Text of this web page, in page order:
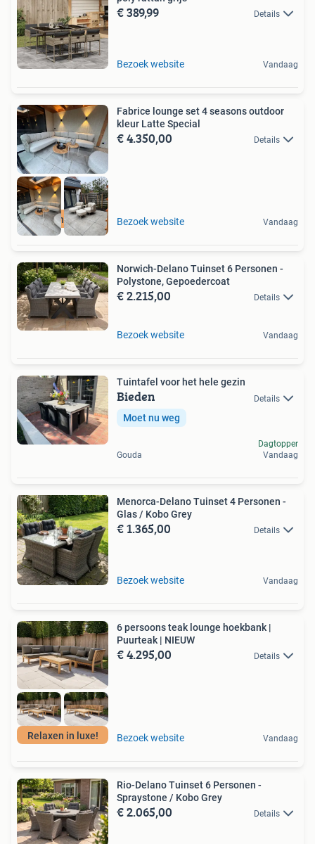
€ 389,99 Details
Bezoek website Vandaag
4 Seasons Outdoor
Fabrice lounge set 4 seasons outdoor
kleur Latte Special
€ 4.350,00 Details
Bezoek website Vandaag
Norwich-Delano Tuinset 6 Personen -
Polystone, Gepoedercoat
€ 2.215,00 Details
Bezoek website Vandaag
Tuintafel voor het hele gezin
Bieden Details
Moet nu weg
Gouda
Dagtopper
Vandaag
Menorca-Delano Tuinset 4 Personen -
Glas / Kobo Grey
€ 1.365,00 Details
Bezoek website Vandaag
Relaxen in luxe!
6 persoons teak lounge hoekbank |
Puurteak | NIEUW
€ 4.295,00 Details
Bezoek website Vandaag
Rio-Delano Tuinset 6 Personen -
Spraystone / Kobo Grey
€ 2.065,00 Details